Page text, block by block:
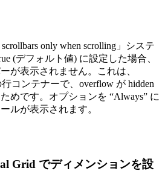
only when scrolling」システ
(デフォルト値) に設定した場合、
が表示されません。これは、
行コンテナーで、overflow が hidden
めです。オプションを “Always” に
ルが表示されます。
Grid でディメンションを設